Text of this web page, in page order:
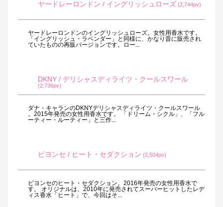
ヤードレーロンドン / イングリッシュローズ (2,744pv)
ヤードレーロンドンのイングリッシュローズ。女性用香水です。
「イングリッシュ・ラベンダー」と同様に、かなり昔に販売され
ていたものの再販バージョンです。ロー...
DKNY / デリシャスディライツ・クールスワール
(2,736pv)
ダナ・キャランのDKNYデリシャスディライツ・クールスワール
。2015年発売の女性用香水です。 「ドリーム・シクル」、「フル
ーティー・ルーティー」と三作...
ビヨンセ / ヒート・セダクション (2,504pv)
ビヨンセのヒート・セダクション。2016年発売の女性用香水で
す。 オリジナルは、2010年に発売されてスーパーヒットしたレデ
ィス香水「ヒート」で、今回はそ...